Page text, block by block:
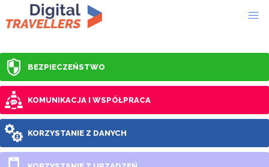
BEZPIECZEŃSTWO
KOMUNIKACJA I WSPÓŁPRACA
KORZYSTANIE Z DANYCH